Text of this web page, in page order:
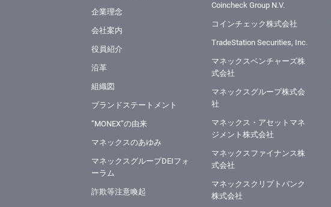
企業理念
会社案内
役員紹介
沿革
組織図
ブランドステートメント
”MONEX”の由来
マネックスのあゆみ
マネックスグループDEIフォ
ーラム
詐欺等注意喚起
Coincheck Group N.V.
コインチェック株式会社
TradeStation Securities, Inc.
マネックスベンチャーズ株
式会社
マネックスグループ株式会
社
マネックス・アセットマネ
ジメント株式会社
マネックスファイナンス株
式会社
マネックスクリプトバンク
株式会社